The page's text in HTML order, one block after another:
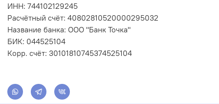
ИНН: 744102129245
Расчётный счёт: 40802810520000295032
Название банка: ООО "Банк Точка"
БИК: 044525104
Корр. счёт: 30101810745374525104